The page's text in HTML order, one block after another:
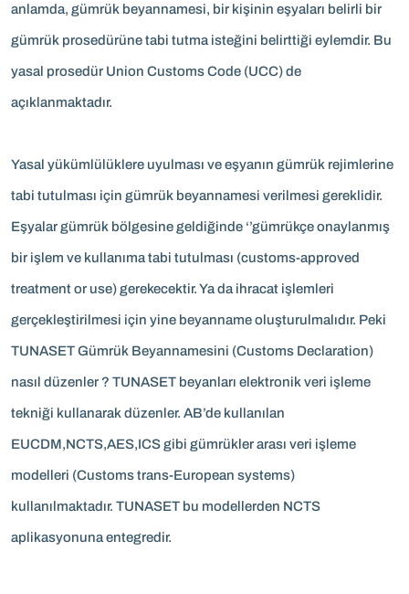
anlamda, gümrük beyannamesi, bir kişinin eşyaları belirli bir
gümrük prosedürüne tabi tutma isteğini belirttiği eylemdir. Bu
yasal prosedür Union Customs Code (UCC) de
açıklanmaktadır.
Yasal yükümlülüklere uyulması ve eşyanın gümrük rejimlerine
tabi tutulması için gümrük beyannamesi verilmesi gereklidir.
Eşyalar gümrük bölgesine geldiğinde ‘’gümrükçe onaylanmış
bir işlem ve kullanıma tabi tutulması (customs-approved
treatment or use) gerekecektir. Ya da ihracat işlemleri
gerçekleştirilmesi için yine beyanname oluşturulmalıdır. Peki
TUNASET Gümrük Beyannamesini (Customs Declaration)
nasıl düzenler ? TUNASET beyanları elektronik veri işleme
tekniği kullanarak düzenler. AB’de kullanılan
EUCDM,NCTS,AES,ICS gibi gümrükler arası veri işleme
modelleri (Customs trans-European systems)
kullanılmaktadır. TUNASET bu modellerden NCTS
aplikasyonuna entegredir.